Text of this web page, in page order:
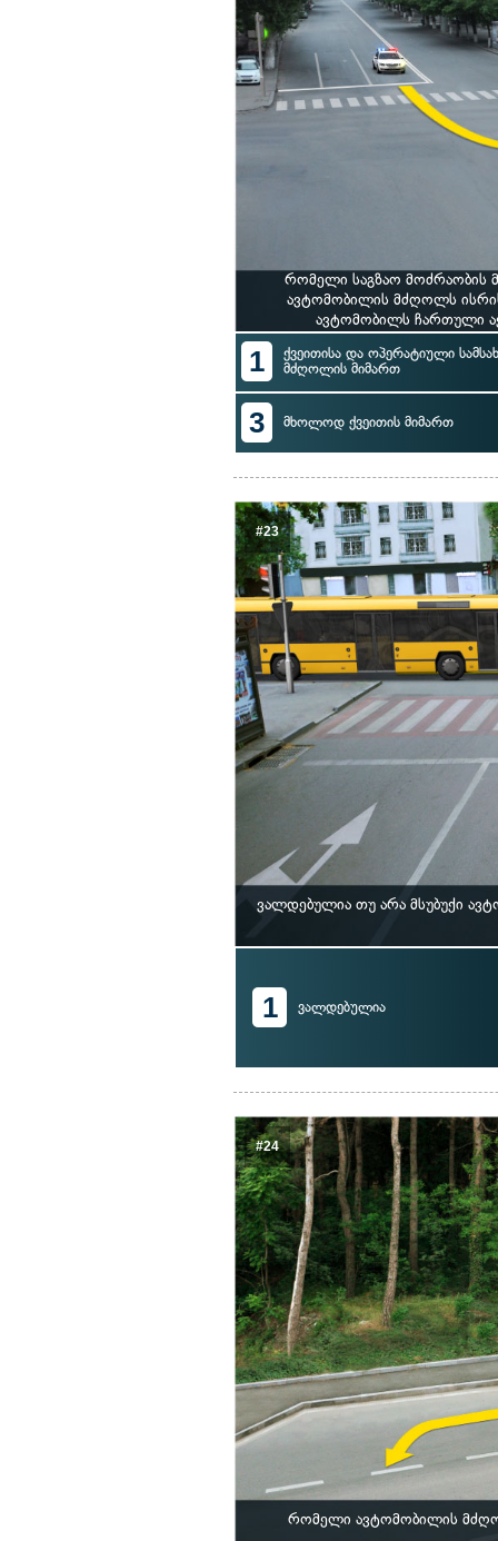
რომელი საგზაო მოძრაობის
ავტომობილის მძღოლს
ავტომობილს ჩართული
1
ქვეითისა და ოპერატიული
მძღოლის მიმართ
3 მხოლოდ ქვეითის მიმართ
#23
ვალდებულია თუ არა მსუბუქი
1 ვალდებულია
#24
რომელი ავტომობილის